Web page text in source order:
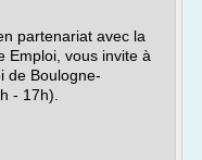
partenariat avec la
Emploi, vous invite à
de Boulogne-
- 17h).